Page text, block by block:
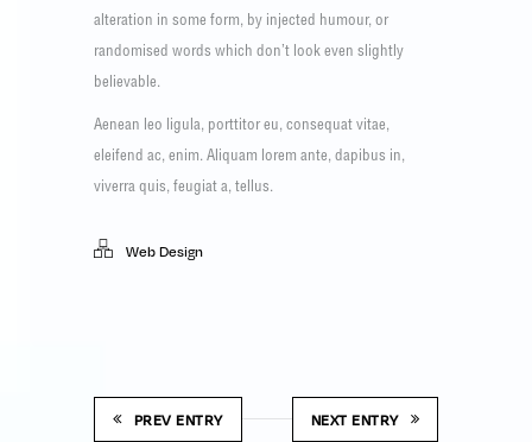
alteration in some form, by injected humour, or
randomised words which don’t look even slightly
believable.
Aenean leo ligula, porttitor eu, consequat vitae,
eleifend ac, enim. Aliquam lorem ante, dapibus in,
viverra quis, feugiat a, tellus.
Web Design
PREV ENTRY NEXT ENTRY